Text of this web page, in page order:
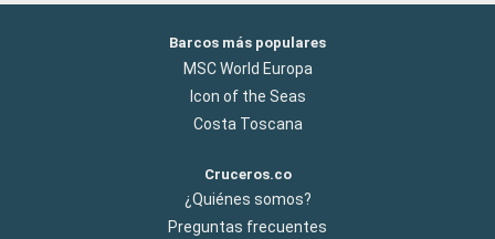
Barcos más populares
MSC World Europa
Icon of the Seas
Costa Toscana
Cruceros.co
¿Quiénes somos?
Preguntas frecuentes